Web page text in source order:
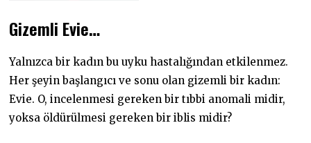
Gizemli Evie…
Yalnızca bir kadın bu uyku hastalığından etkilenmez.
Her şeyin başlangıcı ve sonu olan gizemli bir kadın:
Evie. O, incelenmesi gereken bir tıbbi anomali midir,
yoksa öldürülmesi gereken bir iblis midir?